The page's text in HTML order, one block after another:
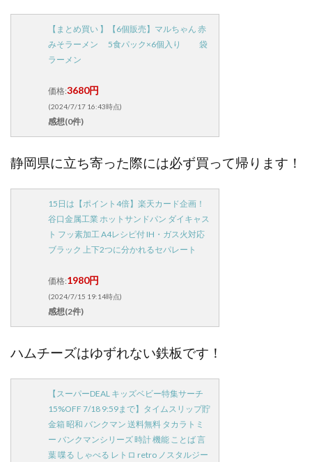
【まとめ買い 】【6個販売】マルちゃん 赤
みそラーメン 5食パック×6個入り 袋
ラーメン
価格:3680円
(2024/7/17 16:43時点)
感想(0件)
静岡県に立ち寄った際には必ず買って帰ります！
15日は【ポイント4倍】楽天カード企画！
谷口金属工業 ホットサンドパン ダイキャス
ト フッ素加工 A4レシピ付 IH・ガス火対応
ブラック 上下2つに分かれるセパレート
価格:1980円
(2024/7/15 19:14時点)
感想(2件)
ハムチーズはゆずれない鉄板です！
【スーパーDEAL キッズベビー特集サーチ
15%OFF 7/18 9:59まで】タイムスリップ貯
金箱 昭和 バンクマン 送料無料 タカラトミ
ー バンクマンシリーズ 時計 機能 ことば 言
葉 喋る しゃべる レトロ retro ノスタルジー